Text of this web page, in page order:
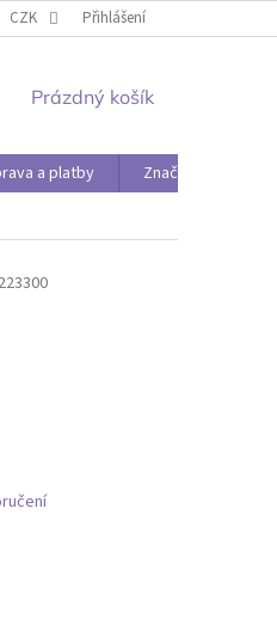
CZK Přihlášení
NÁKUPNÍ
Prázdný košík
a platby
Značky